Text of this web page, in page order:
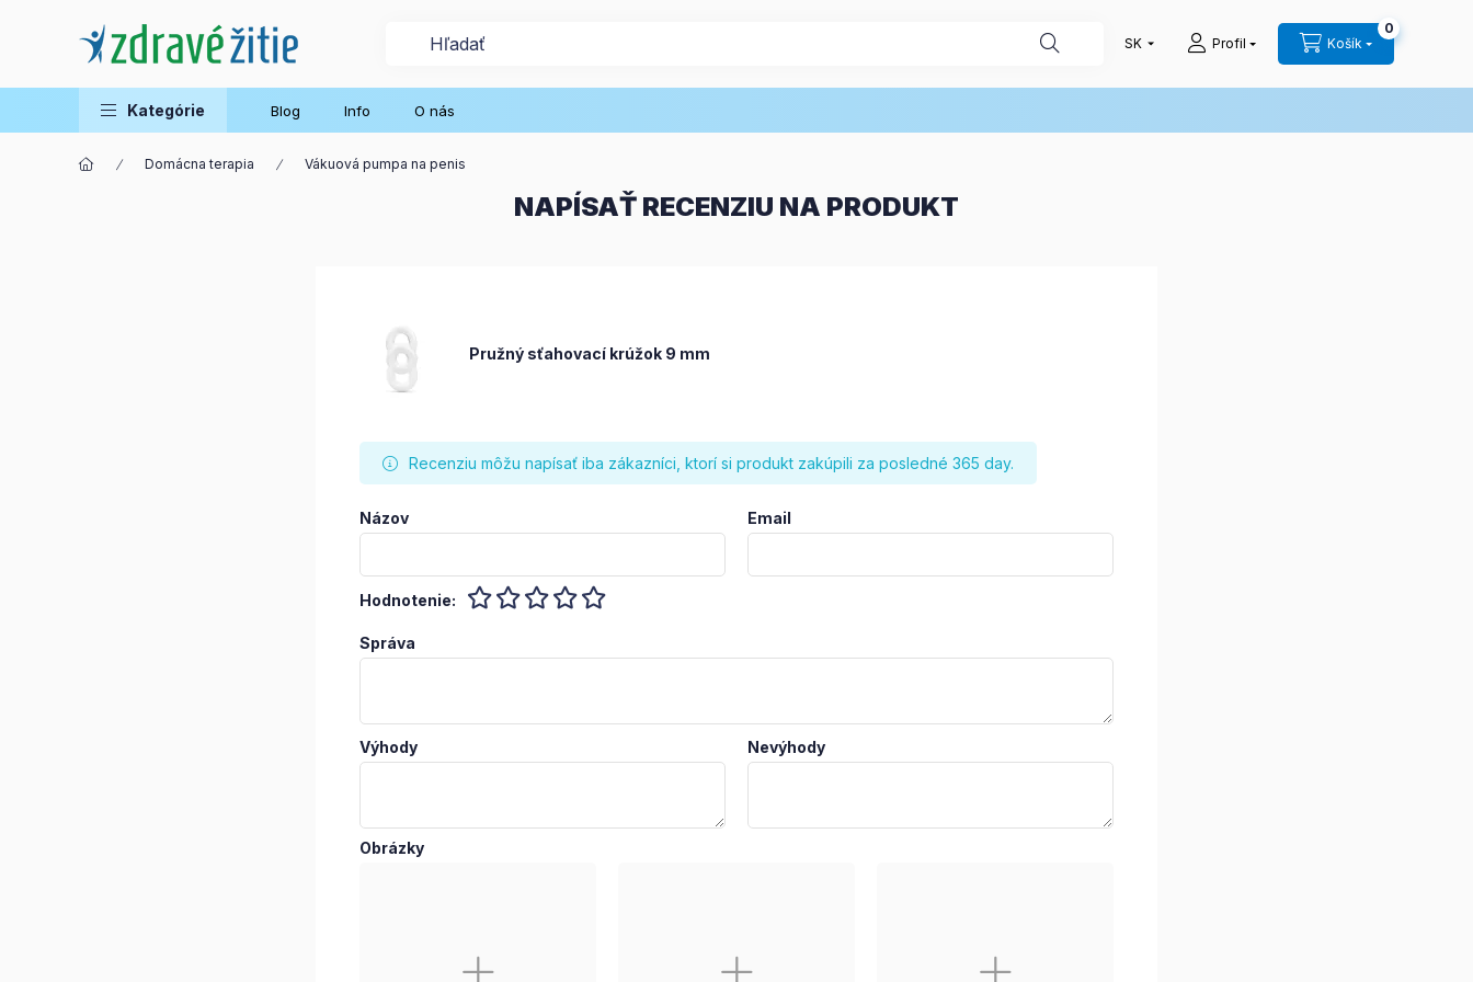
Profil Košík
0
Kategórie Blog Info O nás
Domácna terapia Vákuová pumpa na penis
NAPÍSAŤ RECENZIU NA PRODUKT
Pružný sťahovací krúžok 9 mm
Recenziu môžu napísať iba zákazníci, ktorí si produkt zakúpili za posledné 365 day.
Názov Email
Hodnotenie:
Správa
Výhody Nevýhody
Obrázky